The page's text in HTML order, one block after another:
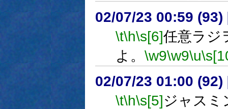
02/07/23 00:59 (93)
\t\h\s[6]任意ラジ
よ。 \w9\w9\u
02/07/23 01:00 (92)
\t\h\s[5]ジャスミ